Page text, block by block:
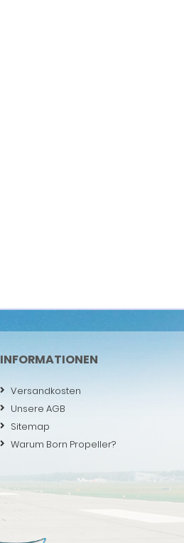
INFORMATIONEN
Versandkosten
Unsere AGB
Sitemap
Warum Born Propeller?